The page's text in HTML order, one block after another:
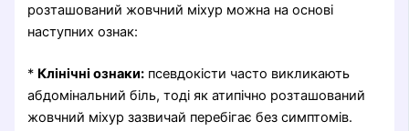
розташований жовчний міхур можна на основі
наступних ознак:
* Клінічні ознаки: псевдокісти часто викликають
абдомінальний біль, тоді як атипічно розташований
жовчний міхур зазвичай перебігає без симптомів.